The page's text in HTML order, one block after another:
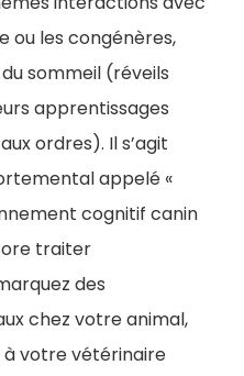
ou les congénères,
sommeil (réveils
apprentissages
ordres). Il s’agit
appelé «
cognitif canin
traiter
des
chez votre animal,
à votre vétérinaire